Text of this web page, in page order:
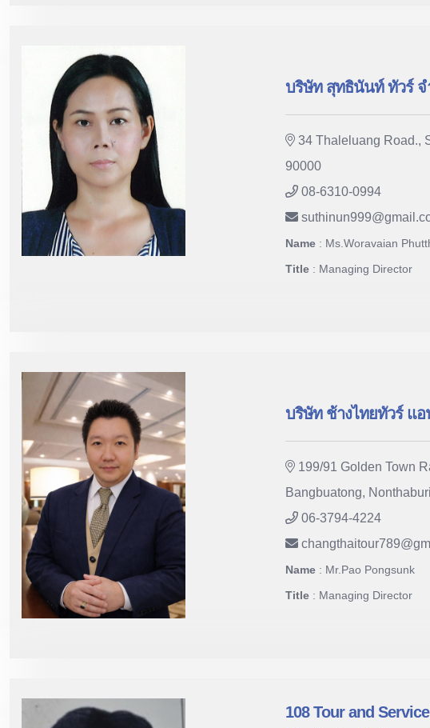
บริษัท สุทธินันท์ ทัวร์ จ
34 Thaleluang Road.,
90000
08-6310-0994
suthinun999@
Name : Ms.Woravaian
Title : Managing Director
บริษัท ช้างไทยทัวร์ แอ
199/91 Golden Town
Bangbuatong,
06-3794-4224
changthaitour789@
Name : Mr.Pao Pongsunk
Title : Managing Director
108 Tour and